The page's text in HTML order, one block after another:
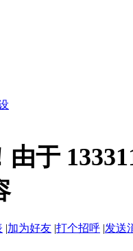
由于
|加为好友 |打个招呼 |发送